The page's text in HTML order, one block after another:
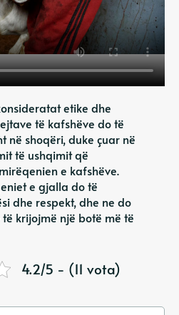
etike dhe
të kafshëve do të
në shoqëri, duke çuar në
të ushqimit që
e kafshëve.
e gjalla do të
dhe respekt, dhe ne do
krijojmë një botë më të
4.2/5 - (11 vota)